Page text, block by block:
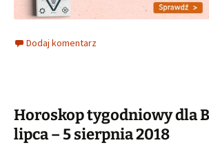
Dodaj komentarz
Horoskop tygodniowy dla
lipca – 5 sierpnia 2018